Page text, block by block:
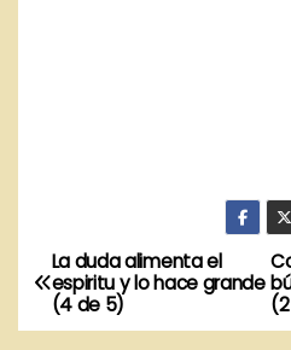
N
a
La duda alimenta el
espiritu y lo hace grande
(4 de 5)